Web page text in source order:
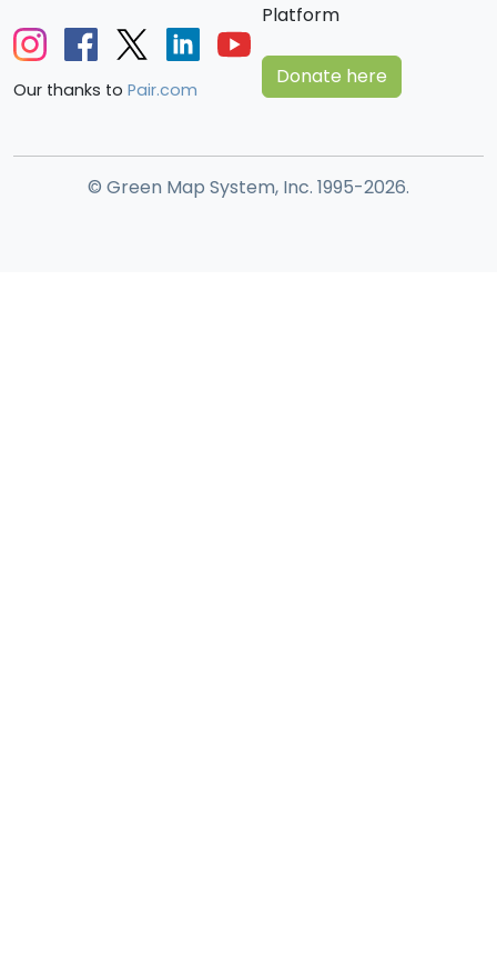
Our thanks to Pair.com
Platform
Donate here
© Green Map System, Inc. 1995-2026.